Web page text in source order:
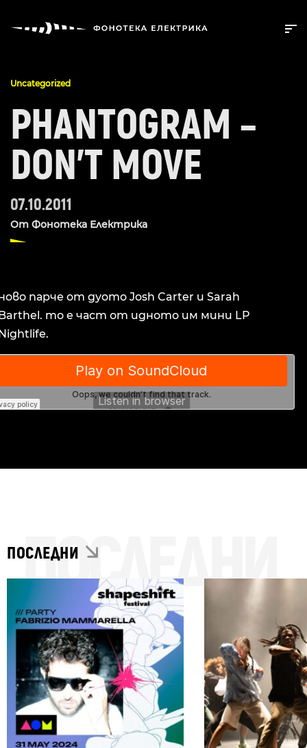
Uncategorized
PHANTOGRAM –
DON’T MOVE
07.10.2011
От Фонотека Електрика
парче от дуото Josh Carter и Sarah
то е част от идното им мини LP
ПОСЛЕДНИ
ПОСЛЕДНИ